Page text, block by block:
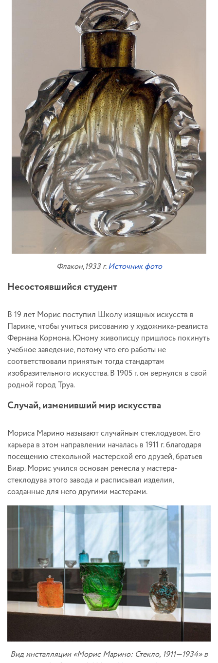
Флакон,1933 г.Источник фото
Несостоявшийся студент
В 19 лет Морис поступил Школу изящных искусств в
Париже, чтобы учиться рисованию у художника-реалиста
Фернана Кормона. Юному живописцу пришлось покинуть
учебное заведение, потому что его работы не
соответствовали принятым тогда стандартам
изобразительного искусства. В 1905 г. он вернулся в свой
родной город Труа.
Случай, изменивший мир искусства
Мориса Марино называют случайным стеклодувом. Его
карьера в этом направлении началась в 1911 г. благодаря
посещению стекольной мастерской его друзей, братьев
Виар. Морис учился основам ремесла у мастера-
стеклодува этого завода и расписывал изделия,
созданные для него другими мастерами.
Вид инсталляции «Морис Марино: Стекло, 1911—1934» в